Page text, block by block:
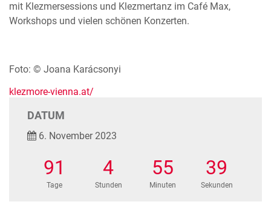
mit Klezmersessions und Klezmertanz im Café Max,
Workshops und vielen schönen Konzerten.
Foto: © Joana Karácsonyi
klezmore-vienna.at/
DATUM
6. November 2023
91
Tage
4
Stunden
55
Minuten
39
Sekunden